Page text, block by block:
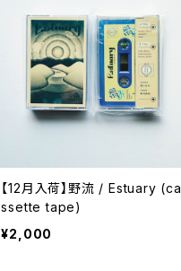
【12月入荷】野流 / Estuary (ca
ssette tape)
¥2,000